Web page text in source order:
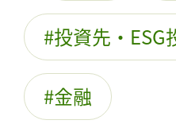
投資先・ESG
金融